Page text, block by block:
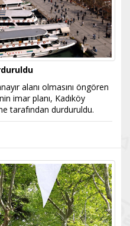
alanı olmasını öngören
imar planı, Kadıköy
tarafından durduruldu.